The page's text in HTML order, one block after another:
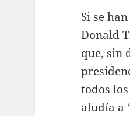
Si se
Donald
que, sin
todos
aludía a